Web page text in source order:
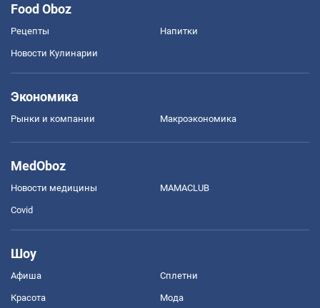
Food Oboz
Рецепты Напитки
Новости Кулинарии
Экономика
Рынки и компании Mакроэкономика
MedOboz
Новости медицины MAMACLUB
Covid
Шоу
Афиша Сплетни
Красота Мода